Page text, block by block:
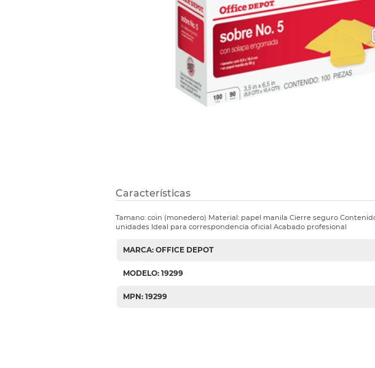
Ver más
Refuerzos para carpeta
Ver más
Ver más
Características
Tamano: coin (monedero) Material: papel manila Cierre seguro
unidades Ideal para correspondencia oficial Acabado profesional
MARCA: OFFICE DEPOT
MODELO: 19299
MPN: 19299